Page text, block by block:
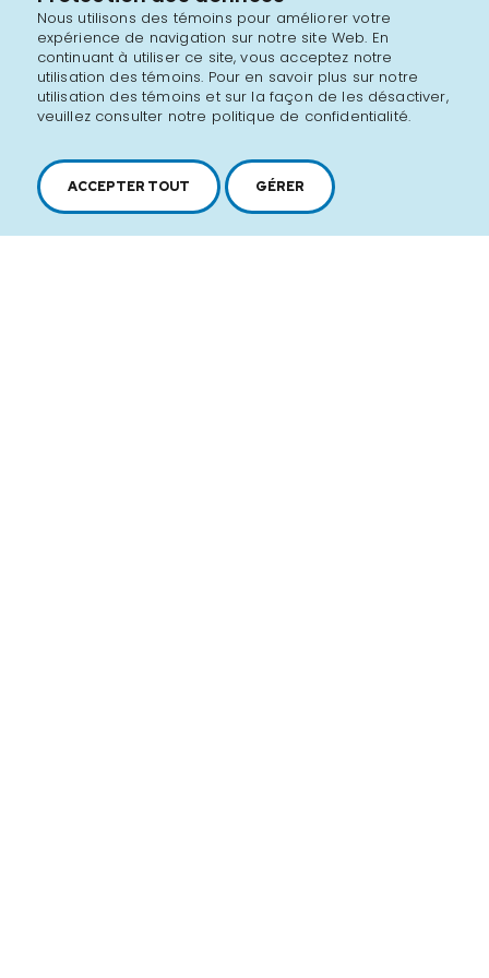
Nous utilisons des témoins pour améliorer votre
expérience de navigation sur notre site Web. En
continuant à utiliser ce site, vous acceptez notre
utilisation des témoins. Pour en savoir plus sur notre
utilisation des témoins et sur la façon de les désactiver,
veuillez consulter notre politique de confidentialité.
ACCEPTER TOUT GÉRER